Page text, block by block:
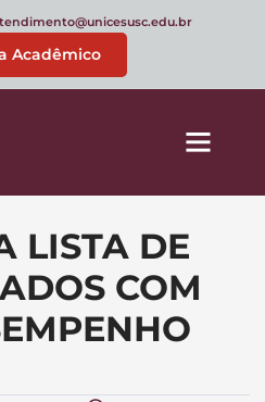
Acadêmico
LISTA DE
COM